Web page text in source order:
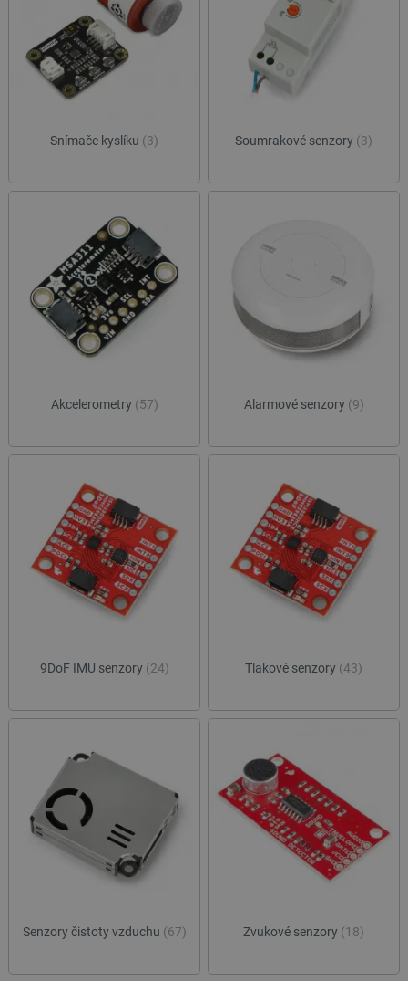
Snímače kyslíku (3) Soumrakové senzory (3)
Akcelerometry (57) Alarmové senzory (9)
9DoF IMU senzory (24) Tlakové senzory (43)
Senzory čistoty vzduchu (67) Zvukové senzory (18)